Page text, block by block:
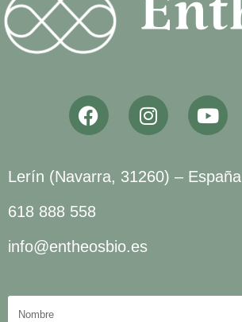
Lerín (Navarra, 31260) – España
618 888 558
info@entheosbio.es